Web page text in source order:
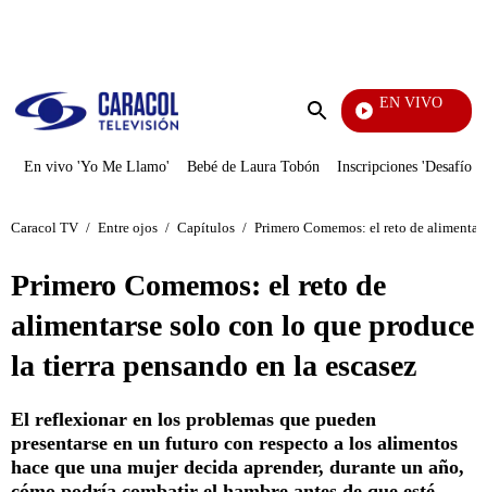
Enviar
EN VIVO
También Caerás
En vivo 'Yo Me Llamo' Bebé de Laura Tobón Inscripciones 'Desafío'
Caracol TV / Entre ojos / Capítulos / Primero Comemos: el reto de
Primero Comemos: el reto de
alimentarse solo con lo que produce
la tierra pensando en la escasez
El reflexionar en los problemas que pueden
presentarse en un futuro con respecto a los alimentos
hace que una mujer decida aprender, durante un año,